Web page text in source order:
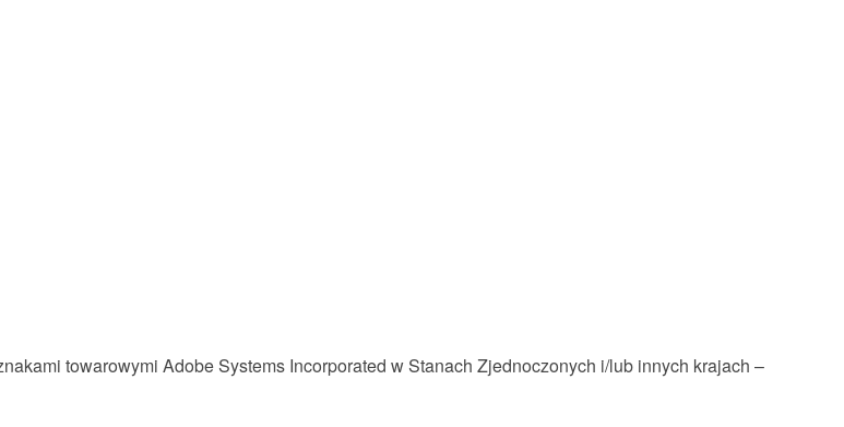
towarowymi Adobe Systems Incorporated w Stanach Zjednoczonych i/lub innych krajach –